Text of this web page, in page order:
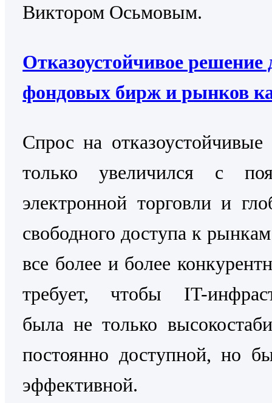
Виктором Осьмовым.
Отказоустойчивое решение
фондовых бирж и рынков
Cпрос на
только увеличился с
электронной торговли и
свободного доступа к
все более и более
требует, чтобы IT-
была не только
постоянно доступной, но
эффективной.